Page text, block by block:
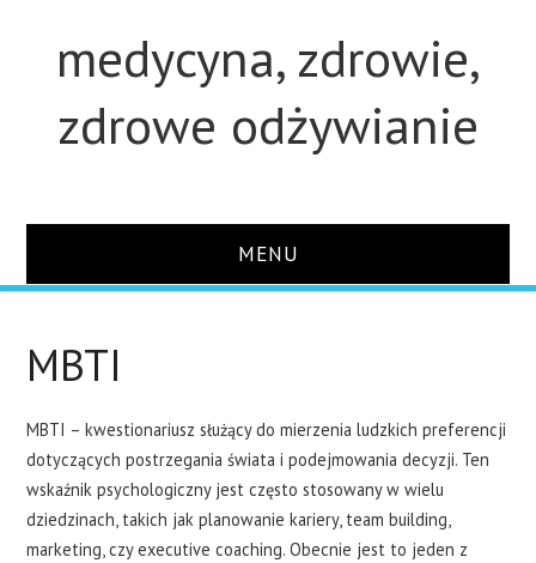
medycyna, zdrowie,
zdrowe odżywianie
MENU
STUDIA
O STRONIE
KONTAKT
MBTI
MBTI – kwestionariusz służący do mierzenia ludzkich preferencji
dotyczących postrzegania świata i podejmowania decyzji. Ten
wskaźnik psychologiczny jest często stosowany w wielu
dziedzinach, takich jak planowanie kariery, team building,
marketing, czy executive coaching. Obecnie jest to jeden z